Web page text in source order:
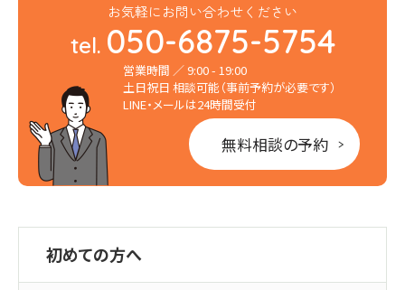
お気軽にお問い合わせください
tel. 050-6875-5754
営業時間 ／ 9:00 - 19:00
土日祝日 相談可能（事前予約が必要です）
LINE・メールは24時間受付
無料相談の予約
初めての方へ